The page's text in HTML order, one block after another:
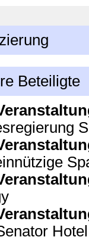
Beteiligte
Hotel